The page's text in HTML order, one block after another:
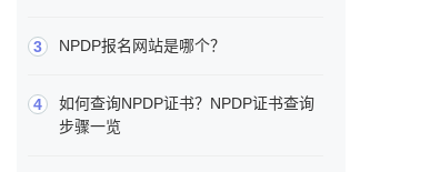
3 NPDP报名网站是哪个？
4
如何查询NPDP证书？NPDP证书查询
步骤一览